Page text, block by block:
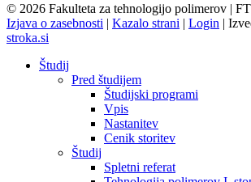
© 2026 Fakulteta za tehnologijo polimerov |
Izjava o zasebnosti | Kazalo strani | Login |
stroka.si
Študij
Pred študijem
Študijski programi
Vpis
Nastanitev
Cenik storitev
Študij
Spletni referat